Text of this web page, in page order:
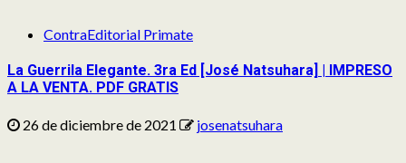
ContraEditorial Primate
La Guerrila Elegante. 3ra Ed [José Natsuhara] | IMPRESO
A LA VENTA. PDF GRATIS
26 de diciembre de 2021 josenatsuhara